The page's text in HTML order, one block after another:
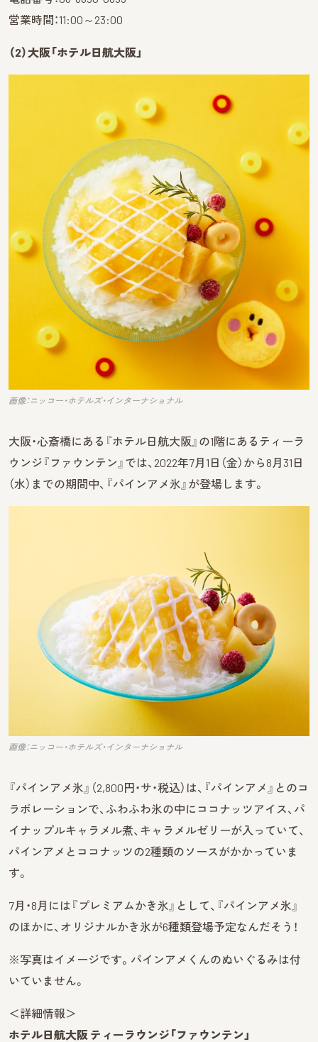
営業時間：11:00～23:00
（2）大阪「ホテル日航大阪」
画像：ニッコー・ホテルズ・インターナショナル
大阪・心斎橋にある『ホテル日航大阪』の1階にあるティーラ
ウンジ『ファウンテン』では、2022年7月1日（金）から8月31日
（水）までの期間中、『パインアメ氷』が登場します。
画像：ニッコー・ホテルズ・インターナショナル
『パインアメ氷』（2,800円・サ・税込）は、『パインアメ』とのコ
ラボレーションで、ふわふわ氷の中にココナッツアイス、パ
イナップルキャラメル煮、キャラメルゼリーが入っていて、
パインアメとココナッツの2種類のソースがかかっていま
す。
7月・8月には『プレミアムかき氷』として、『パインアメ氷』
のほかに、オリジナルかき氷が6種類登場予定なんだそう！
※写真はイメージです。パインアメくんのぬいぐるみは付
いていません。
＜詳細情報＞
ホテル日航大阪 ティーラウンジ「ファウンテン」